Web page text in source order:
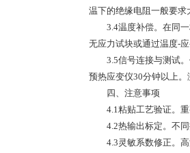
温下的绝缘电阻一般要求
3.4温度补偿。在同一
无应力试块或通过温度-
3.5信号连接与测试。
预热应变仪30分钟以上
四、注意事项
4.1粘贴工艺验证。重
4.2热输出标定。不同
4.3灵敏系数修正。高